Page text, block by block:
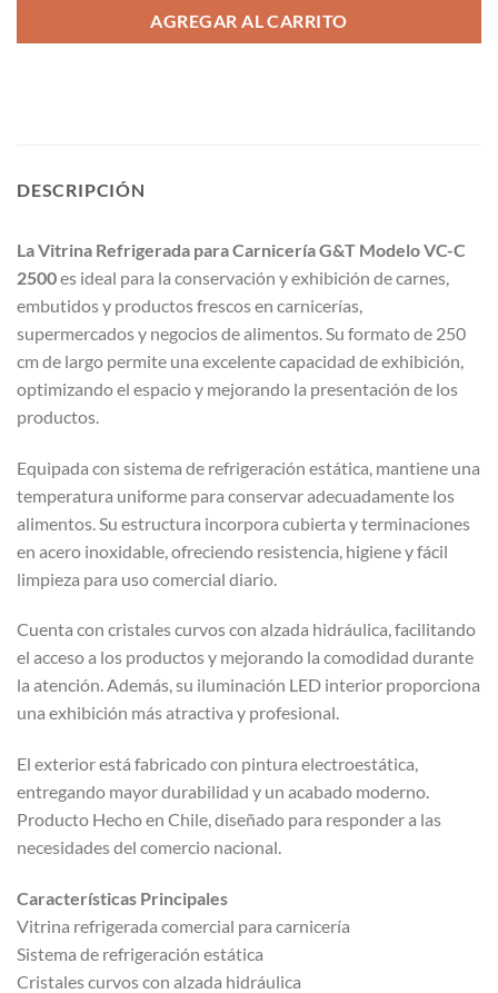
AGREGAR AL CARRITO
DESCRIPCIÓN
La Vitrina Refrigerada para Carnicería G&T Modelo VC-C
2500es ideal para la conservación y exhibición de carnes,
embutidos y productos frescos en carnicerías,
supermercados y negocios de alimentos. Su formato de 250
cm de largo permite una excelente capacidad de exhibición,
optimizando el espacio y mejorando la presentación de los
productos.
Equipada con sistema de refrigeración estática, mantiene una
temperatura uniforme para conservar adecuadamente los
alimentos. Su estructura incorpora cubierta y terminaciones
en acero inoxidable, ofreciendo resistencia, higiene y fácil
limpieza para uso comercial diario.
Cuenta con cristales curvos con alzada hidráulica, facilitando
el acceso a los productos y mejorando la comodidad durante
la atención. Además, su iluminación LED interior proporciona
una exhibición más atractiva y profesional.
El exterior está fabricado con pintura electroestática,
entregando mayor durabilidad y un acabado moderno.
Producto Hecho en Chile, diseñado para responder a las
necesidades del comercio nacional.
Características Principales
Vitrina refrigerada comercial para carnicería
Sistema de refrigeración estática
Cristales curvos con alzada hidráulica